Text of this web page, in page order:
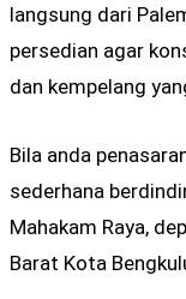
langsung dari
persedian agar
dan kempelang
Bila anda
sederhana
Mahakam Raya,
Barat Kota